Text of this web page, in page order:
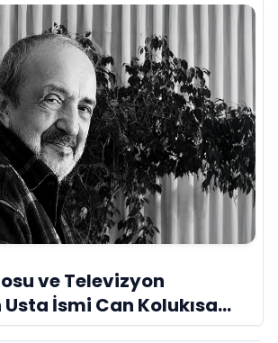
ve Televizyon
Usta İsmi Can Kolukısa